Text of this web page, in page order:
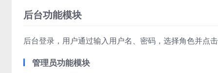
后台功能模块
后台登录，用户通过输入用户名、密码，选择角色并点
管理员功能模块